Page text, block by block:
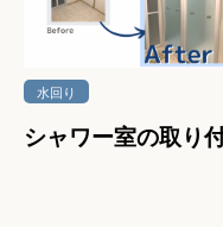
水回り
シャワー室の取り